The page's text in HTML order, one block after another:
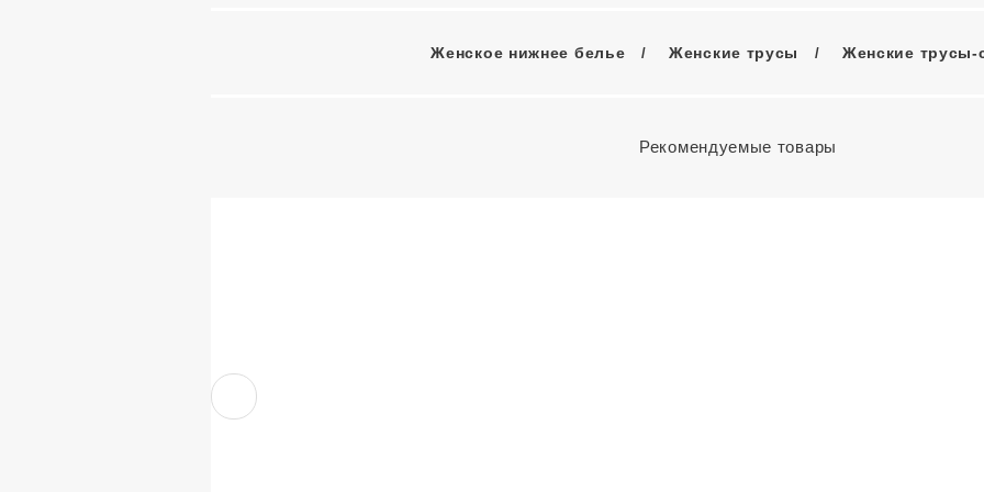
Женское нижнее белье Женские трусы Женские трусы-
Рекомендуемые товары